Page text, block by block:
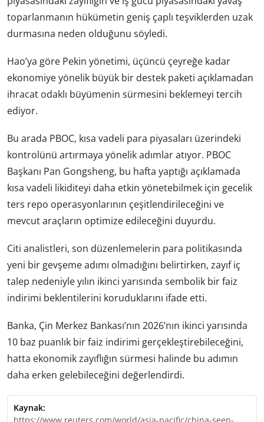
toparlanmanın hükümetin geniş çaplı teşviklerden uzak
durmasına neden olduğunu söyledi.
Hao’ya göre Pekin yönetimi, üçüncü çeyreğe kadar
ekonomiye yönelik büyük bir destek paketi açıklamadan
ihracat odaklı büyümenin sürmesini beklemeyi tercih
ediyor.
Bu arada PBOC, kısa vadeli para piyasaları üzerindeki
kontrolünü artırmaya yönelik adımlar atıyor. PBOC
Başkanı Pan Gongsheng, bu hafta yaptığı açıklamada
kısa vadeli likiditeyi daha etkin yönetebilmek için gecelik
ters repo operasyonlarının çeşitlendirileceğini ve
mevcut araçların optimize edileceğini duyurdu.
Citi analistleri, son düzenlemelerin para politikasında
yeni bir gevşeme adımı olmadığını belirtirken, zayıf iç
talep nedeniyle yılın ikinci yarısında sembolik bir faiz
indirimi beklentilerini koruduklarını ifade etti.
Banka, Çin Merkez Bankası’nın 2026’nın ikinci yarısında
10 baz puanlık bir faiz indirimi gerçekleştirebileceğini,
hatta ekonomik zayıflığın sürmesi halinde bu adımın
daha erken gelebileceğini değerlendirdi.
Kaynak:
https://www.reuters.com/world/asia-pacific/china-seen-